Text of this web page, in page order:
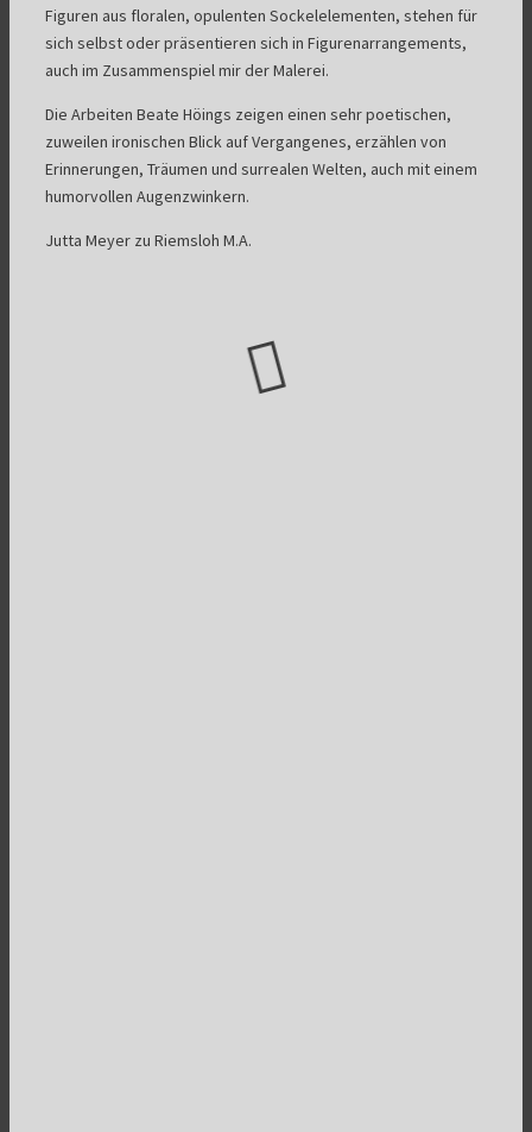
Figuren aus floralen, opulenten Sockelelementen, stehen für
sich selbst oder präsentieren sich in Figurenarrangements,
auch im Zusammenspiel mir der Malerei.
Die Arbeiten Beate Höings zeigen einen sehr poetischen,
zuweilen ironischen Blick auf Vergangenes, erzählen von
Erinnerungen, Träumen und surrealen Welten, auch mit einem
humorvollen Augenzwinkern.
Jutta Meyer zu Riemsloh M.A.